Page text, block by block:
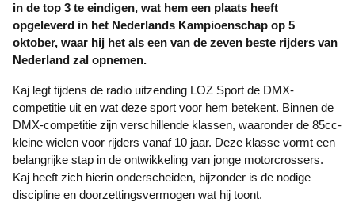
in de top 3 te eindigen, wat hem een plaats heeft
opgeleverd in het Nederlands Kampioenschap op 5
oktober, waar hij het als een van de zeven beste rijders van
Nederland zal opnemen.
Kaj legt tijdens de radio uitzending LOZ Sport de DMX-
competitie uit en wat deze sport voor hem betekent. Binnen de
DMX-competitie zijn verschillende klassen, waaronder de 85cc-
kleine wielen voor rijders vanaf 10 jaar. Deze klasse vormt een
belangrijke stap in de ontwikkeling van jonge motorcrossers.
Kaj heeft zich hierin onderscheiden, bijzonder is de nodige
discipline en doorzettingsvermogen wat hij toont.